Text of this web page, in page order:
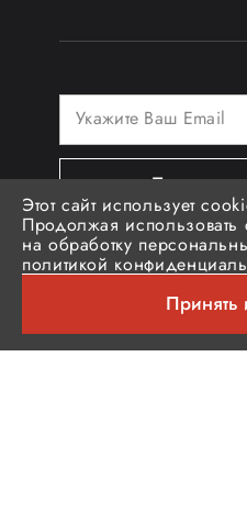
Социальные
Этот сайт использует
Продолжая использовать
на обработку
политикой
Принять